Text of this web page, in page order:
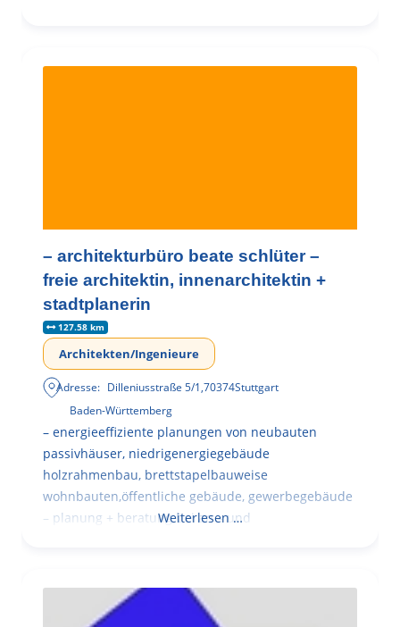
– architekturbüro beate schlüter –
freie architektin, innenarchitektin +
stadtplanerin
127.58 km
Architekten/Ingenieure
Adresse: Dilleniusstraße 5/1,70374Stuttgart
Baden-Württemberg
– energieeffiziente planungen von neubauten
passivhäuser, niedrigenergiegebäude
holzrahmenbau, brettstapelbauweise
wohnbauten,öffentliche gebäude, gewerbegebäude
– planung + beratung bei an – und
Weiterlesen …